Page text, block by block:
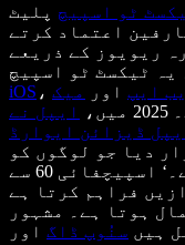
ٹو اسپیچ پلیٹ
سے زائد صارفین اعتماد کرتے
ستارہ ریویوز کے ذریعے
یہ ٹیکسٹ ٹو اسپیچ
iOS ، ایپ اور
میک
ایپل نے
ڈیزائن ایوارڈ
دیا جو لوگوں کو
اپنی زندگی جینے میں مدد دیتا ہے۔‘ اسپیچفائی 60 سے
قدرتی آوازیں فراہم کرتا ہے
استعمال ہوتا ہے۔ مشہور
ہیں سنُوپ ڈاگ اور